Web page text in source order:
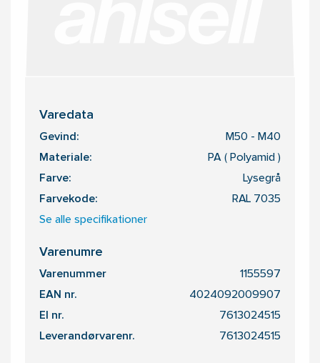
Varedata
Gevind: M50 - M40
Materiale: PA ( Polyamid )
Farve: Lysegrå
Farvekode: RAL 7035
Se alle specifikationer
Varenumre
Varenummer 1155597
EAN nr. 4024092009907
El nr. 7613024515
Leverandørvarenr. 7613024515